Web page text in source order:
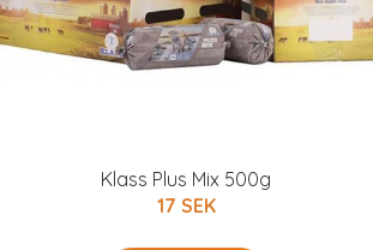
Klass Plus Mix 500g
17 SEK